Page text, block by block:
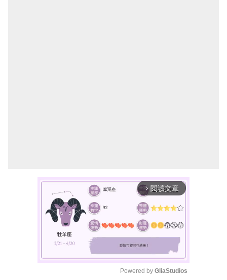
arrow_forward_ios 閱讀文章
Powered by GliaStudios